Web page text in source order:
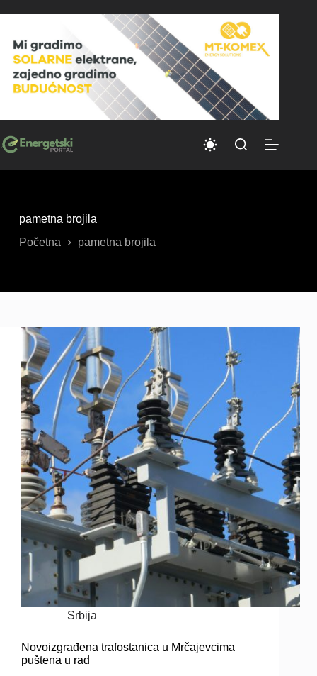
to
pametna brojila
Početna
pametna brojila
Srbija
Novoizgrađena trafostanica u Mrčajevcima
puštena u rad